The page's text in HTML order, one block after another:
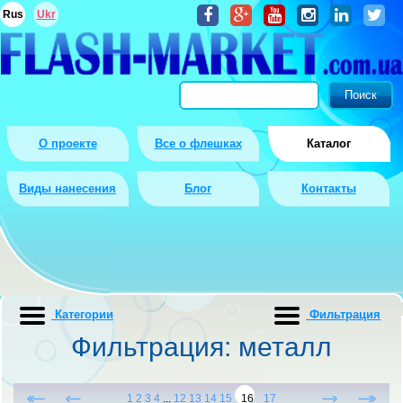
О проекте Все о флешках Каталог
Виды нанесения Блог Контакты
Rus Ukr
Фильтрация: металл
1 2 3 4 ... 12 13 14 15 16 17
Категории Фильтрация